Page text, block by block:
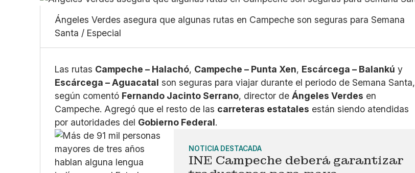
Linkedin
X
Copiar enlace
Grande
Ángeles Verdes asegura que algunas rutas en Campeche son seguras para Semana
Santa / Especial
Las rutas Campeche – Halachó, Campeche – Punta Xen, Escárcega – Balankú y
Escárcega – Aguacatal son seguras para viajar durante el periodo de Semana Santa,
según comentó Fernando Jacinto Serrano, director deÁngeles Verdes en
Campeche. Agregó que el resto de las carreteras estatales están siendo atendidas
por autoridades del Gobierno Federal.
NOTICIA DESTACADA
INE Campeche deberá garantizar